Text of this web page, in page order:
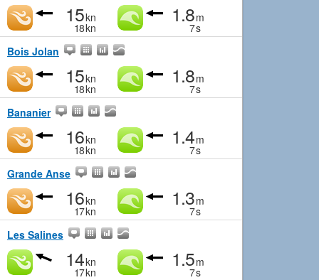
15kn
18kn
1.8m
7s
Bois Jolan
15kn
18kn
1.8m
7s
Bananier
16kn
18kn
1.4m
7s
Grande Anse
16kn
17kn
1.3m
7s
Les Salines
14kn
17kn
1.5m
7s